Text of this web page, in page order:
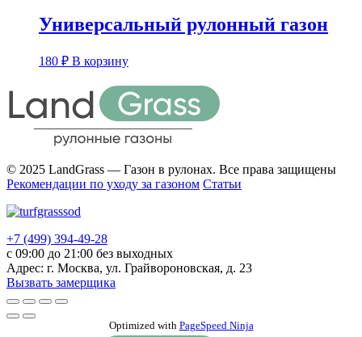
Универсальный рулонный газон
180 ₽ В корзину
© 2025 LandGrass — Газон в рулонах. Все права защищены
Рекомендации по уходу за газоном Статьи
+7 (499) 394-49-28
с 09:00 до 21:00 без выходных
Адрес: г. Москва, ул. Грайвороновская, д. 23
Вызвать замерщика
Прокрутка
вверх
Optimized with PageSpeed Ninja